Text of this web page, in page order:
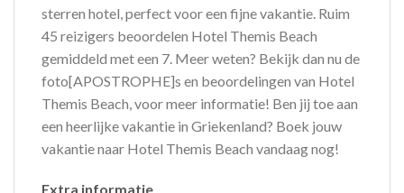
sterren hotel, perfect voor een fijne vakantie. Ruim
45 reizigers beoordelen Hotel Themis Beach
gemiddeld met een 7. Meer weten? Bekijk dan nu de
foto[APOSTROPHE]s en beoordelingen van Hotel
Themis Beach, voor meer informatie! Ben jij toe aan
een heerlijke vakantie in Griekenland? Boek jouw
vakantie naar Hotel Themis Beach vandaag nog!
Extra informatie